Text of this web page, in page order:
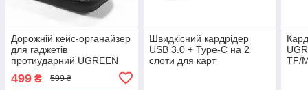
Дорожній кейс-органайзер
для гаджетів
протиударний UGREEN
(чорний) LP128
499 ₴ 599 ₴
Швидкісний кардрідер
USB 3.0 + Type-C на 2
слоти для карт
TF/